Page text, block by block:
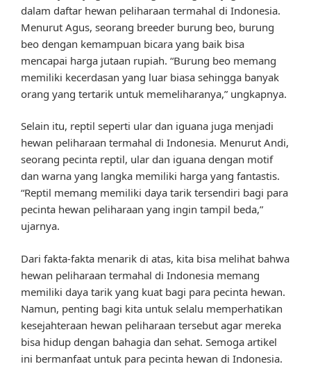
dalam daftar hewan peliharaan termahal di Indonesia.
Menurut Agus, seorang breeder burung beo, burung
beo dengan kemampuan bicara yang baik bisa
mencapai harga jutaan rupiah. “Burung beo memang
memiliki kecerdasan yang luar biasa sehingga banyak
orang yang tertarik untuk memeliharanya,” ungkapnya.
Selain itu, reptil seperti ular dan iguana juga menjadi
hewan peliharaan termahal di Indonesia. Menurut Andi,
seorang pecinta reptil, ular dan iguana dengan motif
dan warna yang langka memiliki harga yang fantastis.
“Reptil memang memiliki daya tarik tersendiri bagi para
pecinta hewan peliharaan yang ingin tampil beda,”
ujarnya.
Dari fakta-fakta menarik di atas, kita bisa melihat bahwa
hewan peliharaan termahal di Indonesia memang
memiliki daya tarik yang kuat bagi para pecinta hewan.
Namun, penting bagi kita untuk selalu memperhatikan
kesejahteraan hewan peliharaan tersebut agar mereka
bisa hidup dengan bahagia dan sehat. Semoga artikel
ini bermanfaat untuk para pecinta hewan di Indonesia.